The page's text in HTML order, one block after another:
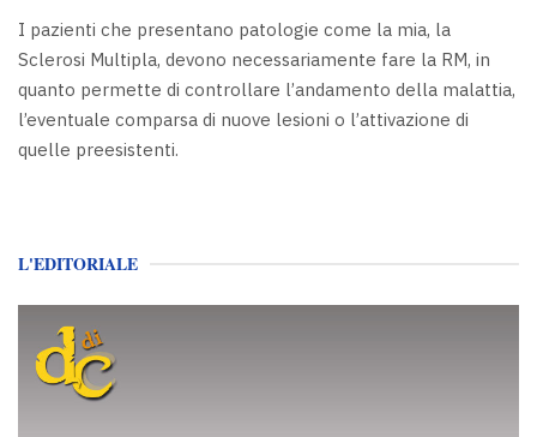
I pazienti che presentano patologie come la mia, la
Sclerosi Multipla, devono necessariamente fare la RM, in
quanto permette di controllare l’andamento della malattia,
l’eventuale comparsa di nuove lesioni o l’attivazione di
quelle preesistenti.
L'EDITORIALE